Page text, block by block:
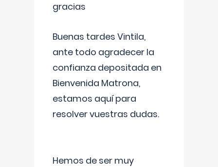
gracias
Buenas tardes Vintila,
ante todo agradecer la
confianza depositada en
Bienvenida Matrona,
estamos aquí para
resolver vuestras dudas.
Hemos de ser muy